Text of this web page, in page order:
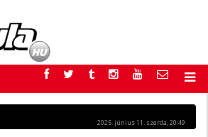
MOTOR
2025. június 11. szerda, 20:49